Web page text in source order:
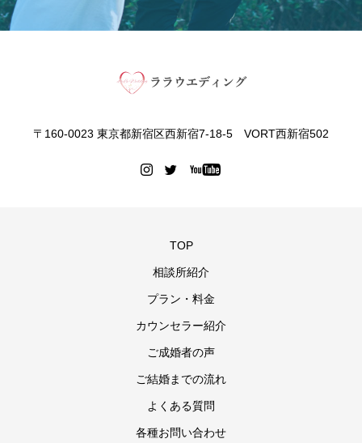
〒160-0023 東京都新宿区西新宿7-18-5 VORT西新宿502
TOP
相談所紹介
プラン・料金
カウンセラー紹介
ご成婚者の声
ご結婚までの流れ
よくある質問
各種お問い合わせ